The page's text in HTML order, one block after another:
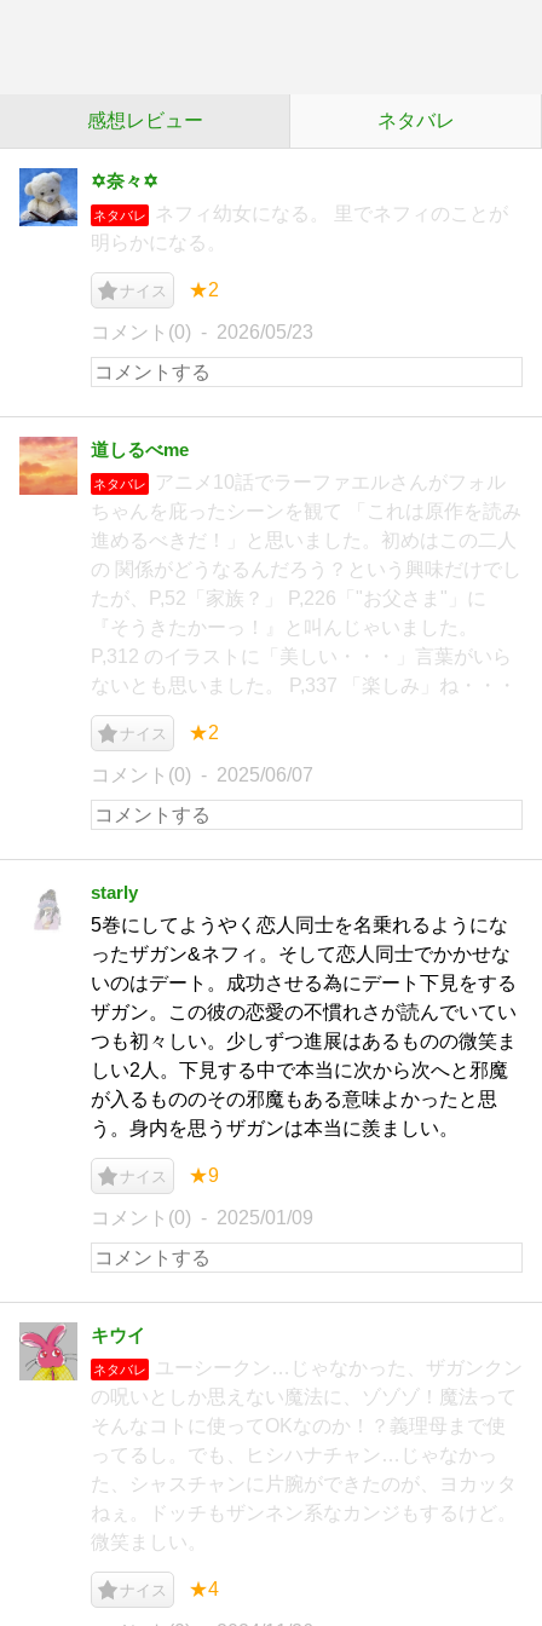
感想レビュー ネタバレ
✡奈々✡
ネタバレ
ネフィ幼女になる。 里でネフィのことが
明らかになる。
ナイス ★2
コメント(0) 2026/05/23
道しるべme
ネタバレ
アニメ10話でラーファエルさんがフォル
ちゃんを庇ったシーンを観て 「これは原作を読み
進めるべきだ！」と思いました。初めはこの二人
の 関係がどうなるんだろう？という興味だけでし
たが、P,52「家族？」 P,226「"お父さま"」に
『そうきたかーっ！』と叫んじゃいました。
P,312 のイラストに「美しい・・・」言葉がいら
ないとも思いました。 P,337 「楽しみ」ね・・・
ナイス ★2
コメント(0) 2025/06/07
starly
5巻にしてようやく恋人同士を名乗れるようにな
ったザガン&ネフィ。そして恋人同士でかかせな
いのはデート。成功させる為にデート下見をする
ザガン。この彼の恋愛の不慣れさが読んでいてい
つも初々しい。少しずつ進展はあるものの微笑ま
しい2人。下見する中で本当に次から次へと邪魔
が入るもののその邪魔もある意味よかったと思
う。身内を思うザガンは本当に羨ましい。
ナイス ★9
コメント(0) 2025/01/09
キウイ
ネタバレ
ユーシークン…じゃなかった、ザガンクン
の呪いとしか思えない魔法に、ゾゾゾ！魔法って
そんなコトに使ってOKなのか！？義理母まで使
ってるし。でも、ヒシハナチャン…じゃなかっ
た、シャスチャンに片腕ができたのが、ヨカッタ
ねぇ。ドッチもザンネン系なカンジもするけど。
微笑ましい。
ナイス ★4